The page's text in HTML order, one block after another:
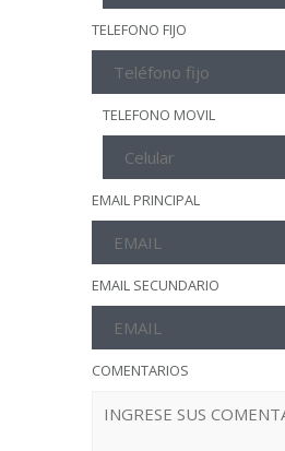
TELEFONO FIJO
TELEFONO MOVIL
EMAIL PRINCIPAL
EMAIL SECUNDARIO
COMENTARIOS